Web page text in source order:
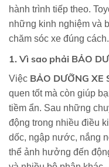
hành trình tiếp theo.
những kinh nghiệm và
chăm sóc xe đúng cách.
1. Vì sao phải BẢO
Việc BẢO DƯỠNG XE
quen tốt mà còn giúp
tiềm ẩn. Sau những
động trong nhiều điều
dốc, ngập nước, nắng
thể ảnh hưởng đến